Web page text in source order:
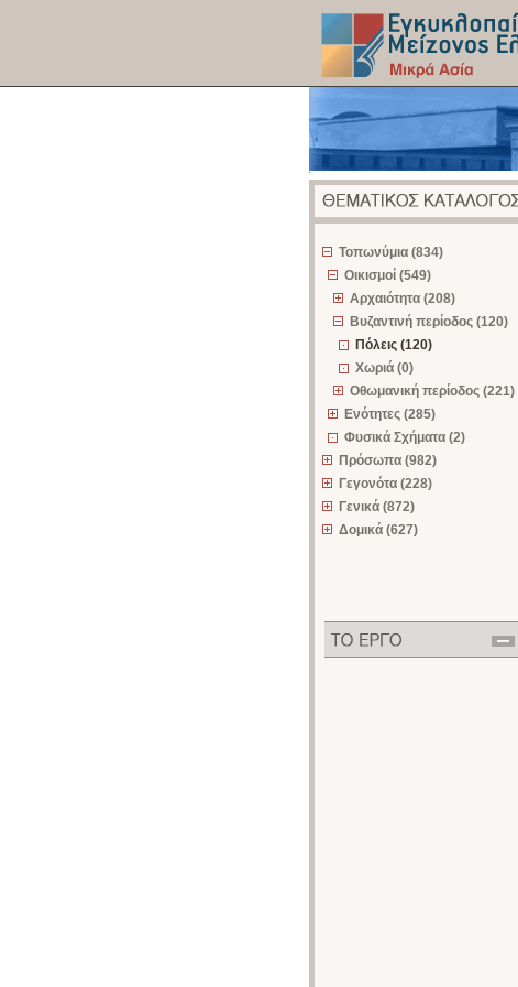
Τοπωνύμια (834)
Οικισμοί (549)
Αρχαιότητα (208)
Βυζαντινή περίοδος (120)
Πόλεις (120)
Χωριά (0)
Οθωμανική περίοδος (221)
Ενότητες (285)
Φυσικά Σχήματα (2)
Πρόσωπα (982)
Γεγονότα (228)
Γενικά (872)
Δομικά (627)